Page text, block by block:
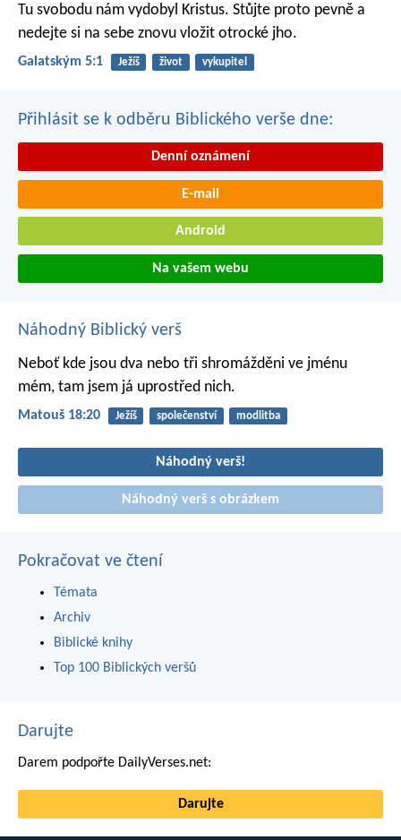
Tu svobodu nám vydobyl Kristus. Stůjte proto pevně a
nedejte si na sebe znovu vložit otrocké jho.
Galatským 5:1 Ježíš život vykupitel
Přihlásit se k odběru Biblického verše dne:
Denní oznámení
E-mail
Android
Na vašem webu
Náhodný Biblický verš
Neboť kde jsou dva nebo tři shromážděni ve jménu
mém, tam jsem já uprostřed nich.
Matouš 18:20 Ježíš společenství modlitba
Náhodný verš!
Náhodný verš s obrázkem
Pokračovat ve čtení
Témata
Archiv
Biblické knihy
Top 100 Biblických veršů
Darujte
Darem podpořte DailyVerses.net:
Darujte